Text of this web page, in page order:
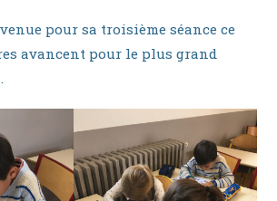
pour sa troisième séance ce
avancent pour le plus grand